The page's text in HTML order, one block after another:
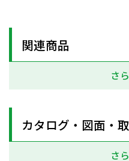
関連商品
さ
カタログ・図面・
さ